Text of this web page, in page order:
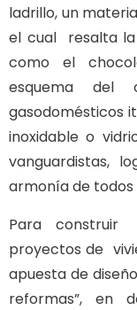
ladrillo, un
el cual resalta la
como el
esquema del
gasodomésticos
inoxidable o
vanguardistas,
armonía de todos
Para construir
proyectos de
apuesta de
reformas”, en